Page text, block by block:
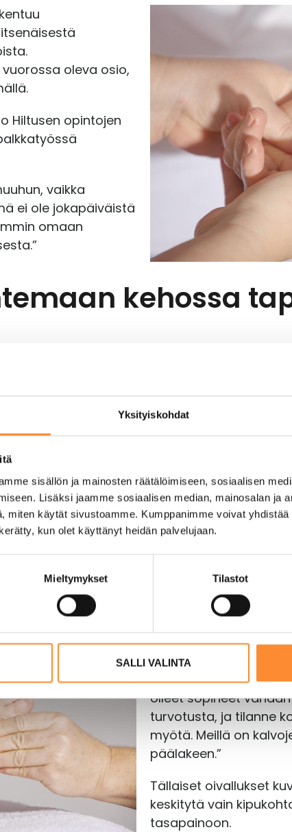
Yksityiskohdat
sisällön ja mainosten räätälöimiseen, sosiaalisen
Lisäksi jaamme sosiaalisen median, mainosalan ja
miten käytät sivustoamme. Kumppanimme voivat
kun olet käyttänyt heidän palvelujaan.
Mieltymykset Tilastot
SALLI VALINTA
oleva osio,
Hiltusen opintojen
vaikka
ei ole jokapäiväistä
omaan
kehossa
toiminnallisena kineettisenä
sen, miten omat kädet
ja haastavaltakin. Käsiin karttuva
vaatii paljon aikaa oppia yhdistämään
se vain tekemällä lähti. Yllättävintä oli,
omat silmät.”
jaloista ylöspäin, ja vaivan
mieleen jääneellä esimerkillä.
”Asiakas tuli
aluetta hoitaessani
salama, ja olkapään
suussa ollut ongelma
asiakkaan
olleet sopineet
turvotusta, ja tilanne
myötä. Meillä on
päälakeen.”
Tällaiset oivallukset
keskitytä vain
tasapainoon.